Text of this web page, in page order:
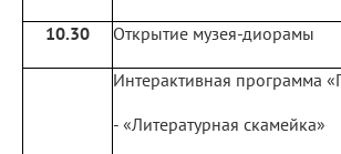
10.30 Открытие музея-диорамы
Интерактивная программа
- «Литературная скамейка»